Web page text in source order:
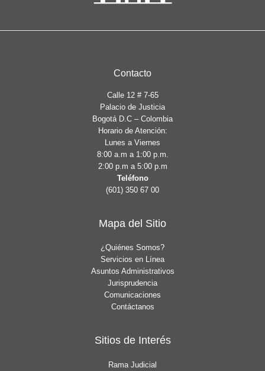
Contacto
Calle 12 # 7-65
Palacio de Justicia
Bogotá D.C – Colombia
Horario de Atención:
Lunes a Viernes
8:00 a.m a 1:00 p.m.
2:00 p.m a 5:00 p.m
Teléfono
(601) 350 67 00
Mapa del Sitio
¿Quiénes Somos?
Servicios en Línea
Asuntos Administrativos
Jurisprudencia
Comunicaciones
Contáctanos
Sitios de Interés
Rama Judicial